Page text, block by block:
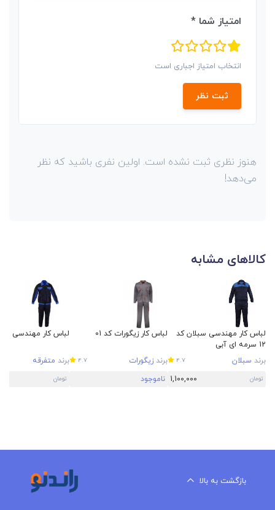
امتیاز شما *
انتخاب امتیاز اجباری است
ثبت نظر
هنوز نظری ثبت نشده است. اولین نفری باشید که نظر
می‌دهد!
کالاهای مشابه
لباس کار مهندسی سبلان کد
12 سرمه ای آبی
برند سبلان 4.7
تومان 1,100,000
لباس کار زیگورات کد 01
برند زیگورات 4.7
ناموجود
لباس کار مهندسی
برند متفرقه
تومان
بازگشت به بالا